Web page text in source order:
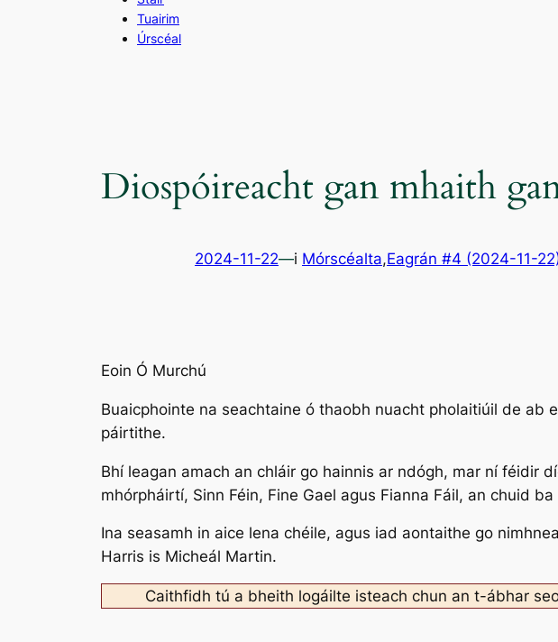
Tuairim
Úrscéal
Diospóireacht gan mhaith
2024-11-22—i Mórscéalta,Eagrán #4 (2024-11-
Eoin Ó Murchú
Buaicphointe na seachtaine ó thaobh nuacht pholaitiúil de ab
páirtithe.
Bhí leagan amach an chláir go hainnis ar ndógh, mar ní féidir
mhórpháirtí, Sinn Féin, Fine Gael agus Fianna Fáil, an chuid
Ina seasamh in aice lena chéile, agus iad aontaithe go
Harris is Micheál Martin.
Caithfidh tú a bheith logáilte isteach chun an t-ábhar